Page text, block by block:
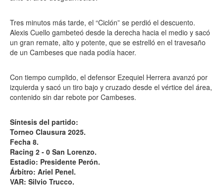
Tres minutos más tarde, el “Ciclón” se perdió el descuento.
Alexis Cuello gambeteó desde la derecha hacia el medio y sacó
un gran remate, alto y potente, que se estrelló en el travesaño
de un Cambeses que nada podía hacer.
Con tiempo cumplido, el defensor Ezequiel Herrera avanzó por
izquierda y sacó un tiro bajo y cruzado desde el vértice del área,
contenido sin dar rebote por Cambeses.
Síntesis del partido:
Torneo Clausura 2025.
Fecha 8.
Racing 2 - 0 San Lorenzo.
Estadio: Presidente Perón.
Árbitro: Ariel Penel.
VAR: Silvio Trucco.